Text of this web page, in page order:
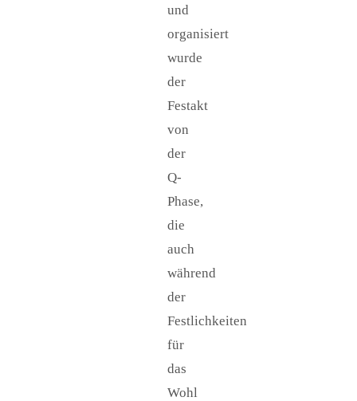
und
organisiert
wurde
der
Festakt
von
der
Q-
Phase,
die
auch
während
der
Festlichkeiten
für
das
Wohl